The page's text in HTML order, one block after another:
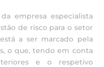
empresa especialista
de risco para o setor
a ser marcado pela
o que, tendo em conta
e o respetivo